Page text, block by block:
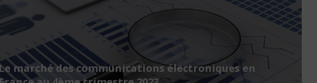
marché des communications électroniques en